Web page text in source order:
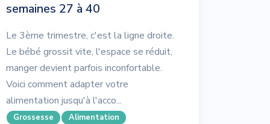
semaines 27 à 40
Le 3ème trimestre, c'est la ligne droite.
Le bébé grossit vite, l'espace se réduit,
manger devient parfois inconfortable.
Voici comment adapter votre
alimentation jusqu'à l'acco...
Grossesse Alimentation